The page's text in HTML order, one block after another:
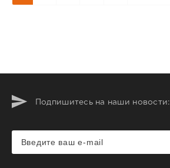
Подпишитесь на наши новости: